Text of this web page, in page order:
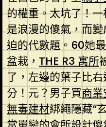
的權重。太坑了！
是浪漫的傻氣，而
迫的代數題。60她
盆栽， THE R3 寓所
了，左邊的葉子比
分！元？男子買商
無毒建材綁繩隱藏“